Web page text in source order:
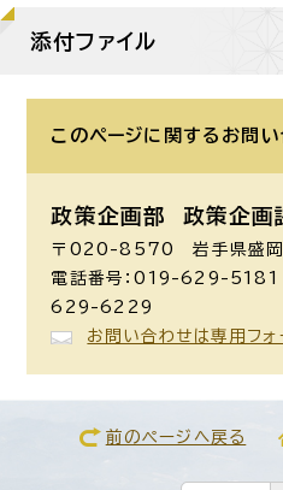
添付ファイル
このページに関する お問
政策企画部 政策企画
〒020-8570 岩手県盛岡
電話番号：019-629-5181
629-6229
お問い合わせは専用フォ
前のページへ戻る